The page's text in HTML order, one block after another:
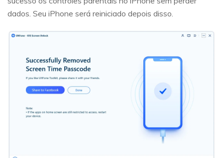
dados. Seu iPhone será reiniciado depois disso.